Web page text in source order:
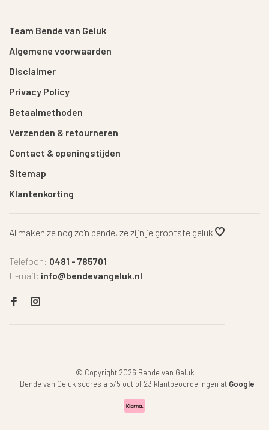
Team Bende van Geluk
Algemene voorwaarden
Disclaimer
Privacy Policy
Betaalmethoden
Verzenden & retourneren
Contact & openingstijden
Sitemap
Klantenkorting
Al maken ze nog zo'n bende, ze zijn je grootste geluk
Telefoon: 0481 - 785701
E-mail: info@bendevangeluk.nl
© Copyright 2026 Bende van Geluk
- Bende van Geluk scores a 5/5 out of 23 klantbeoordelingen at Google